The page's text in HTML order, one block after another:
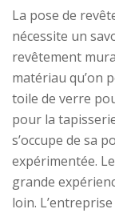
La pose de
nécessite un
revêtement
matériau qu’on
toile de verre
pour la
s’occupe de sa
expérimentée.
grande
loin.